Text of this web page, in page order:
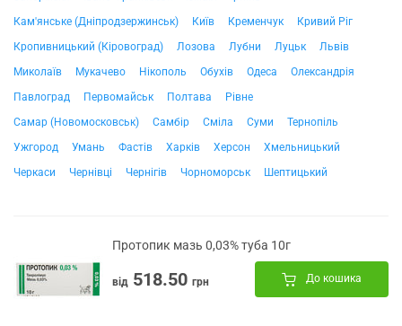
Кам'янське (Дніпродзержинськ)
Київ Кременчук
Кривий Ріг
Кропивницький (Кіровоград)
Лозова Лубни Луцьк
Львів
Миколаїв
Мукачево Нікополь Обухів Одеса
Олександрія
Павлоград
Первомайськ Полтава
Рівне
Самар (Новомосковськ)
Самбір Сміла Суми
Тернопіль
Ужгород
Умань Фастів Харків Херсон
Хмельницький
Черкаси
Чернівці Чернігів Чорноморськ Шептицький
Протопик мазь 0,03% туба 10г
від 518.50 грн До кошика